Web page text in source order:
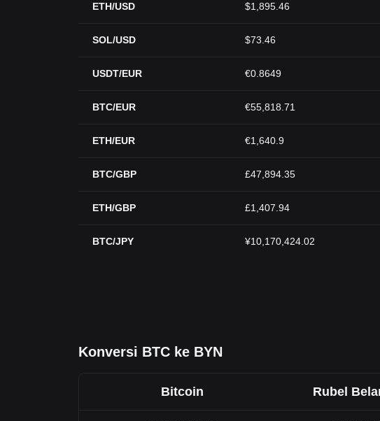
ETH/USD $1,895.46
SOL/USD $73.46
USDT/EUR €0.8649
BTC/EUR €55,818.71
ETH/EUR €1,640.9
BTC/GBP £47,894.35
ETH/GBP £1,407.94
BTC/JPY ¥10,170,424.02
Konversi BTC ke BYN
Bitcoin Rubel